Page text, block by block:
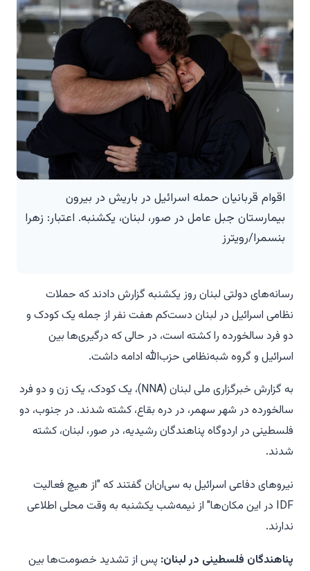
اقوام قربانیان حمله اسرائیل در باریش در بیرون
بیمارستان جبل عامل در صور، لبنان، یکشنبه. اعتبار: زهرا
بنسمرا/رویترز
رسانه‌های دولتی لبنان روز یکشنبه گزارش دادند که حملات
نظامی اسرائیل در لبنان دست‌کم هفت نفر از جمله یک کودک و
دو فرد سالخورده را کشته است، در حالی که درگیری‌ها بین
اسرائیل و گروه شبه‌نظامی حزب‌الله ادامه داشت.
به گزارش خبرگزاری ملی لبنان (NNA)، یک کودک، یک زن و دو فرد
سالخورده در شهر سهمر، در دره بقاع، کشته شدند. در جنوب، دو
فلسطینی در اردوگاه پناهندگان رشیدیه، در صور، لبنان، کشته
شدند.
نیروهای دفاعی اسرائیل به سی‌ان‌ان گفتند که "از هیچ فعالیت
IDF در این مکان‌ها" از نیمه‌شب یکشنبه به وقت محلی اطلاعی
ندارند.
پناهندگان فلسطینی در لبنان: پس از تشدید خصومت‌ها بین